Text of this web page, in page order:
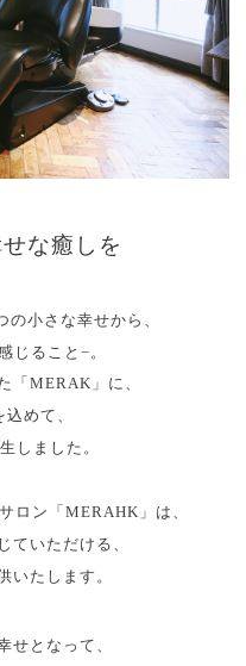
な癒しを
の小さな幸せから、
じること−。
「MERAK」に、
めて、
しました。
ロン「MERAHK」は、
ていただける、
いたします。
せとなって、